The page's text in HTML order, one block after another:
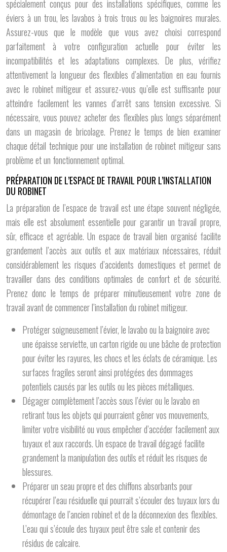
spécialement conçus pour des installations spécifiques, comme les
éviers à un trou, les lavabos à trois trous ou les baignoires murales.
Assurez-vous que le modèle que vous avez choisi correspond
parfaitement à votre configuration actuelle pour éviter les
incompatibilités et les adaptations complexes. De plus, vérifiez
attentivement la longueur des flexibles d’alimentation en eau fournis
avec le robinet mitigeur et assurez-vous qu’elle est suffisante pour
atteindre facilement les vannes d’arrêt sans tension excessive. Si
nécessaire, vous pouvez acheter des flexibles plus longs séparément
dans un magasin de bricolage. Prenez le temps de bien examiner
chaque détail technique pour une installation de robinet mitigeur sans
problème et un fonctionnement optimal.
PRÉPARATION DE L’ESPACE DE TRAVAIL POUR L’INSTALLATION
DU ROBINET
La préparation de l’espace de travail est une étape souvent négligée,
mais elle est absolument essentielle pour garantir un travail propre,
sûr, efficace et agréable. Un espace de travail bien organisé facilite
grandement l’accès aux outils et aux matériaux nécessaires, réduit
considérablement les risques d’accidents domestiques et permet de
travailler dans des conditions optimales de confort et de sécurité.
Prenez donc le temps de préparer minutieusement votre zone de
travail avant de commencer l’installation du robinet mitigeur.
Protéger soigneusement l’évier, le lavabo ou la baignoire avec
une épaisse serviette, un carton rigide ou une bâche de protection
pour éviter les rayures, les chocs et les éclats de céramique. Les
surfaces fragiles seront ainsi protégées des dommages
potentiels causés par les outils ou les pièces métalliques.
Dégager complètement l’accès sous l’évier ou le lavabo en
retirant tous les objets qui pourraient gêner vos mouvements,
limiter votre visibilité ou vous empêcher d’accéder facilement aux
tuyaux et aux raccords. Un espace de travail dégagé facilite
grandement la manipulation des outils et réduit les risques de
blessures.
Préparer un seau propre et des chiffons absorbants pour
récupérer l’eau résiduelle qui pourrait s’écouler des tuyaux lors du
démontage de l’ancien robinet et de la déconnexion des flexibles.
L’eau qui s’écoule des tuyaux peut être sale et contenir des
résidus de calcaire.